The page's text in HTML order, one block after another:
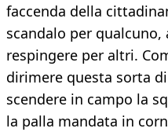
faccenda della
scandalo per
respingere per altri.
dirimere questa sorta
scendere in campo la
la palla mandata in